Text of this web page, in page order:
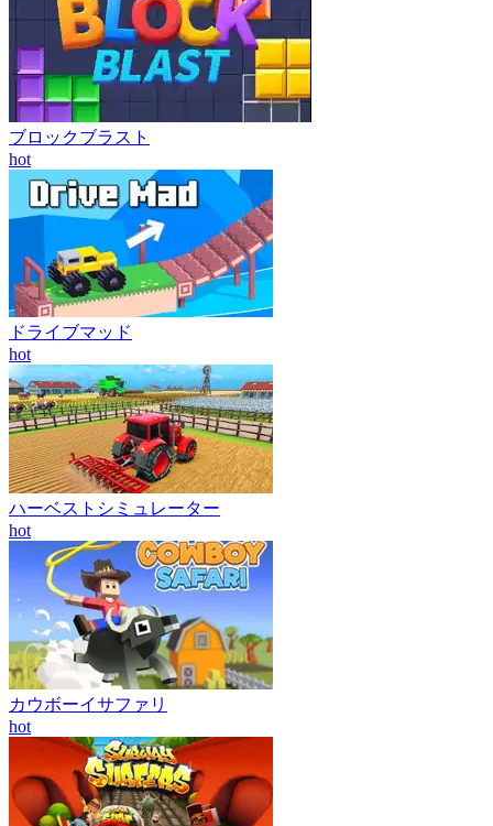
ブロックブラスト
hot
ドライブマッド
hot
ハーベストシミュレーター
hot
カウボーイサファリ
hot